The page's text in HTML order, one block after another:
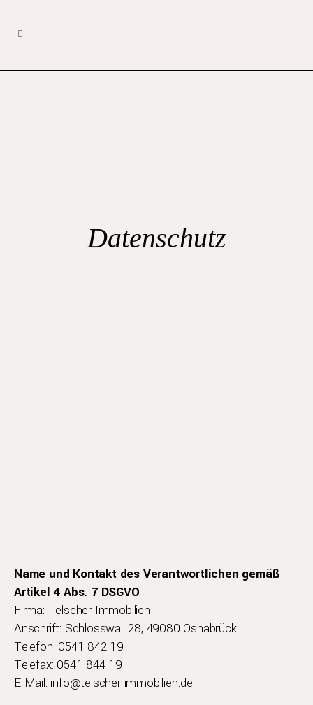
Datenschutz
Name und Kontakt des Verantwortlichen gemäß
Artikel 4 Abs. 7 DSGVO
Firma: Telscher Immobilien
Anschrift: Schlosswall 28, 49080 Osnabrück
Telefon: 0541 842 19
Telefax: 0541 844 19
E-Mail: info@telscher-immobilien.de